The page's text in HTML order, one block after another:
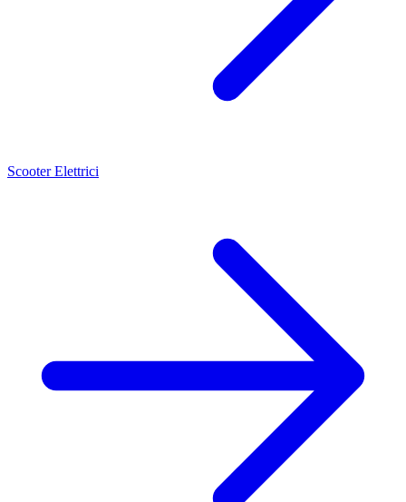
Scooter Elettrici